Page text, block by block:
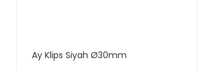
Ay Klips Siyah Ø30mm